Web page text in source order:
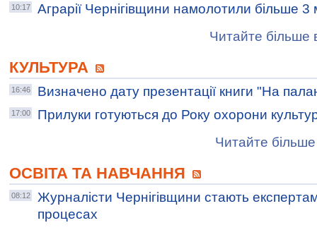
10:17
Аграрії Чернігівщини намолотили більше 3
Читайте більше
КУЛЬТУРА
16:46 Визначено дату презентації книги "На
17:00
Прилуки готуються до Року охорони
Читайте більше
ОСВІТА ТА НАВЧАННЯ
08:12
Журналісти Чернігівщини стають
процесах